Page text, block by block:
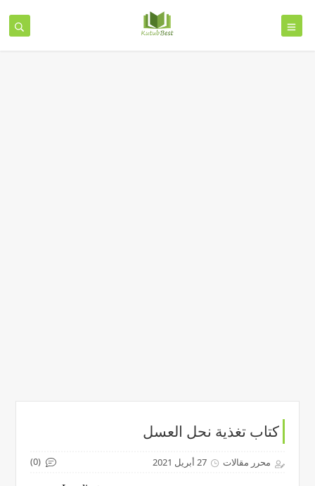
كتاب تغذية نحل العسل
محرر مقالات 27 أبريل 2021 (0)